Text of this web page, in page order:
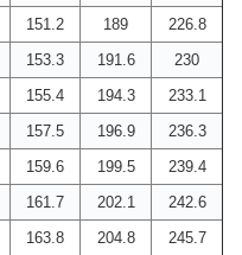
151.2 189
226.8
153.3 191.6
230
155.4 194.3
233.1
157.5 196.9
236.3
159.6 199.5
239.4
161.7 202.1
242.6
163.8 204.8
245.7